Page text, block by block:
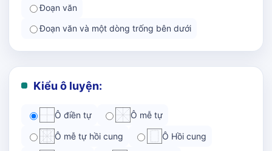
Đoạn văn
Đoạn văn và một dòng trống bên dưới
Kiểu ô luyện:
Ô điền tự Ô mễ tự
Ô mễ tự hồi cung Ô Hồi cung